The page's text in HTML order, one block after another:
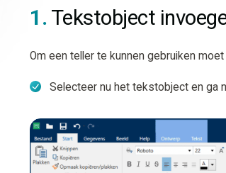
1. Tekstobject
Om een teller te kunnen gebruiken
Selecteer nu het tekstobject en ga